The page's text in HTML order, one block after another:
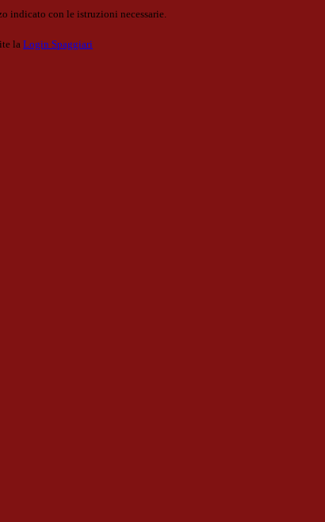
indicato con le istruzioni necessarie.
la Login Spaggiari